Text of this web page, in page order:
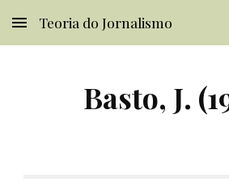
Skip to main content
Teoria do Jornalismo
Basto, J.